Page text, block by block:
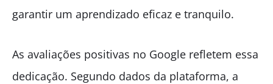
garantir um aprendizado eficaz e tranquilo.
As avaliações positivas no Google refletem essa
dedicação. Segundo dados da plataforma, a